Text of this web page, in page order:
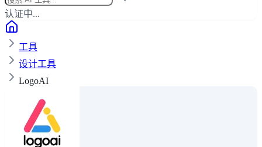
认证中...
工具
设计工具
LogoAI